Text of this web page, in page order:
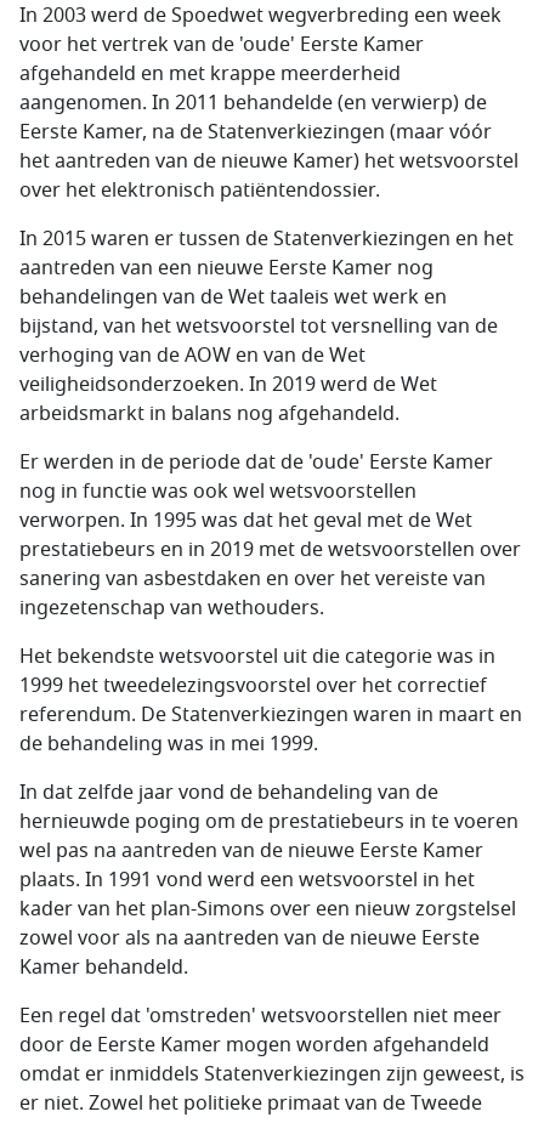
In 2003 werd de Spoedwet wegverbreding een week
voor het vertrek van de 'oude' Eerste Kamer
afgehandeld en met krappe meerderheid
aangenomen. In 2011 behandelde (en verwierp) de
Eerste Kamer, na de Statenverkiezingen (maar vóór
het aantreden van de nieuwe Kamer) het wetsvoorstel
over het elektronisch patiëntendossier.
In 2015 waren er tussen de Statenverkiezingen en het
aantreden van een nieuwe Eerste Kamer nog
behandelingen van de Wet taaleis wet werk en
bijstand, van het wetsvoorstel tot versnelling van de
verhoging van de AOW en van de Wet
veiligheidsonderzoeken. In 2019 werd de Wet
arbeidsmarkt in balans nog afgehandeld.
Er werden in de periode dat de 'oude' Eerste Kamer
nog in functie was ook wel wetsvoorstellen
verworpen. In 1995 was dat het geval met de Wet
prestatiebeurs en in 2019 met de wetsvoorstellen over
sanering van asbestdaken en over het vereiste van
ingezetenschap van wethouders.
Het bekendste wetsvoorstel uit die categorie was in
1999 het tweedelezings­voorstel over het correctief
referendum. De Statenverkiezingen waren in maart en
de behandeling was in mei 1999.
In dat zelfde jaar vond de behandeling van de
hernieuwde poging om de prestatiebeurs in te voeren
wel pas na aantreden van de nieuwe Eerste Kamer
plaats. In 1991 vond werd een wetsvoorstel in het
kader van het plan-Simons over een nieuw zorgstelsel
zowel voor als na aantreden van de nieuwe Eerste
Kamer behandeld.
Een regel dat 'omstreden' wetsvoorstellen niet meer
door de Eerste Kamer mogen worden afgehandeld
omdat er inmiddels Statenverkiezingen zijn geweest, is
er niet. Zowel het politieke primaat van de Tweede